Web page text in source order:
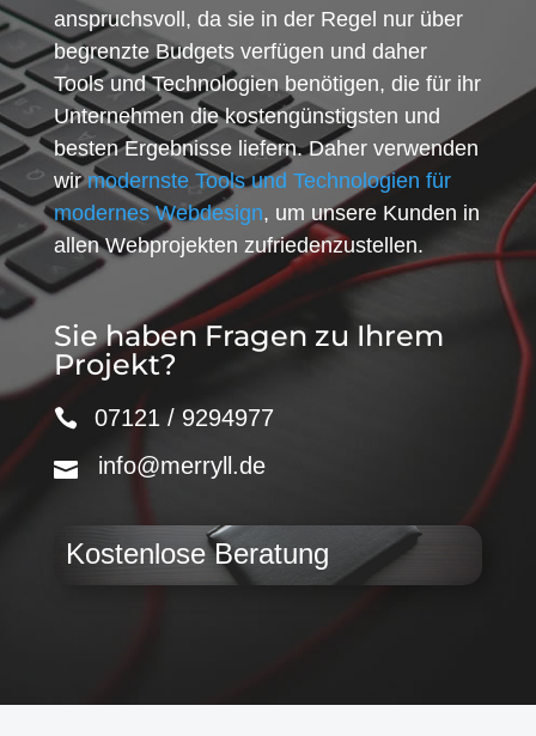
anspruchsvoll, da sie in der Regel nur über
begrenzte Budgets verfügen und daher
Tools und Technologien benötigen, die für ihr
Unternehmen die kostengünstigsten und
besten Ergebnisse liefern. Daher verwenden
wirmodernste Tools und Technologien für
modernes Webdesign, um unsere Kunden in
allen Webprojekten zufriedenzustellen.
Sie haben Fragen zu Ihrem
Projekt?
07121 / 9294977
info@merryll.de
Kostenlose Beratung